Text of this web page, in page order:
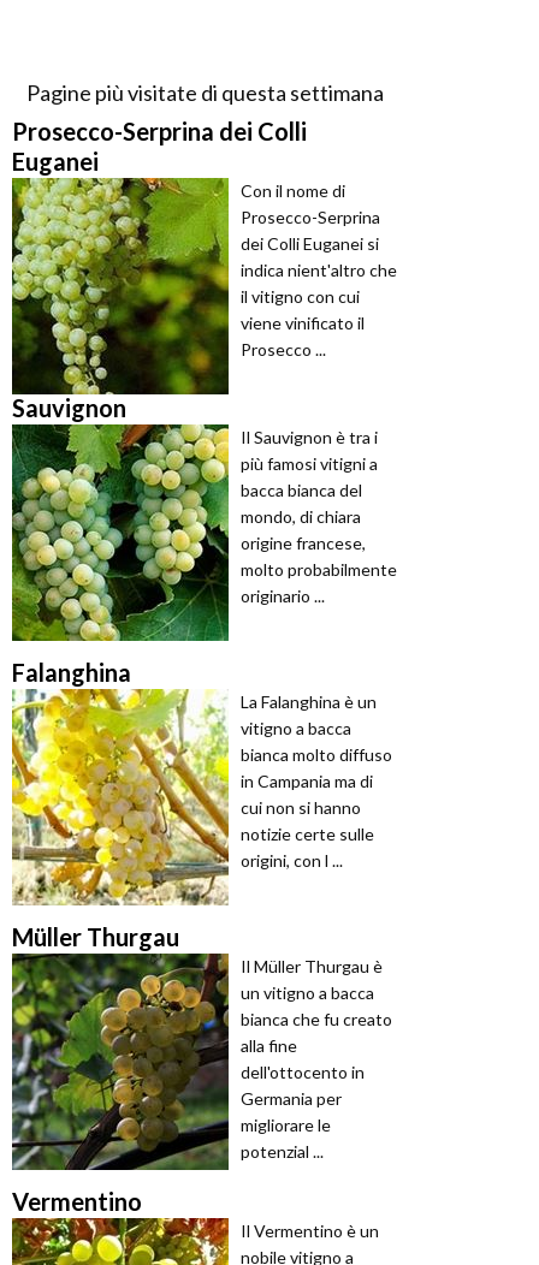
Pagine più visitate di questa settimana
Prosecco-Serprina dei Colli
Euganei
Con il nome di
Prosecco-Serprina
dei Colli Euganei si
indica nient'altro che
il vitigno con cui
viene vinificato il
Prosecco ...
Sauvignon
Il Sauvignon è tra i
più famosi vitigni a
bacca bianca del
mondo, di chiara
origine francese,
molto probabilmente
originario ...
Falanghina
La Falanghina è un
vitigno a bacca
bianca molto diffuso
in Campania ma di
cui non si hanno
notizie certe sulle
origini, con l ...
Müller Thurgau
Il Müller Thurgau è
un vitigno a bacca
bianca che fu creato
alla fine
dell'ottocento in
Germania per
migliorare le
potenzial ...
Vermentino
Il Vermentino è un
nobile vitigno a